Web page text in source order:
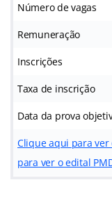
Número de vagas
Remuneração
Inscrições
Taxa de inscrição
Data da prova
Clique aqui para ver
para ver o edital